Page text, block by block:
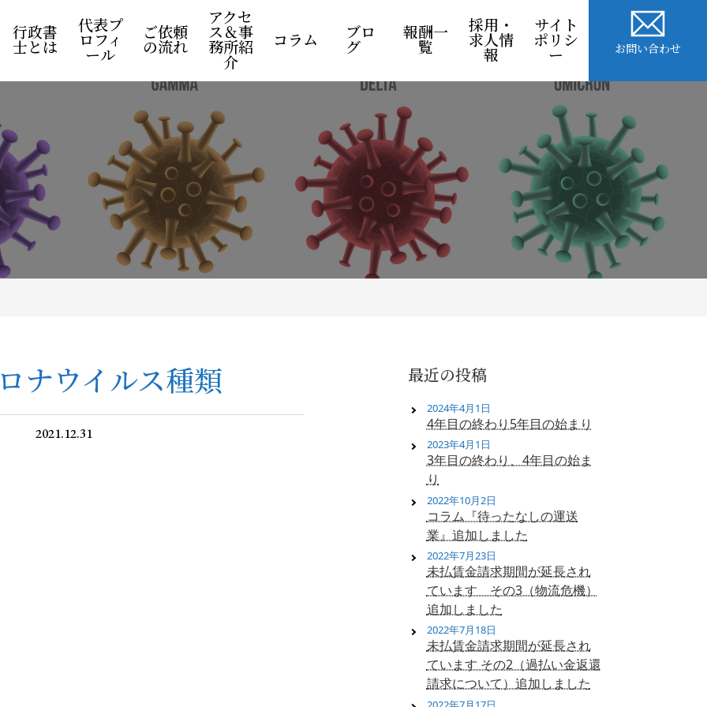
行政書
士とは
代表プ
ロフィ
ール
ご依頼
の流れ
アクセ
ス＆事
務所紹
介
コラム ブロ
グ
報酬一
覧
採用・
求人情
報
サイト
ポリシ
ー お問い合わせ
ナウイルス種類
2021.12.31
最近の投稿
4年目の終わり5年目の始まり
2024年4月1日
3年目の終わり、4年目の始ま
り
2023年4月1日
コラム『待ったなしの運送
業』追加しました
2022年10月2日
未払賃金請求期間が延長され
ています その3（物流危機）
追加しました
2022年7月23日
未払賃金請求期間が延長され
ています その2（過払い金返還
請求について）追加しました
2022年7月18日